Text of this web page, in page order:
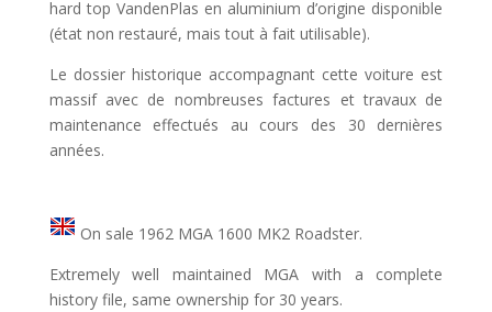
hard top VandenPlas en aluminium d’origine disponible
(état non restauré, mais tout à fait utilisable).
Le dossier historique accompagnant cette voiture est
massif avec de nombreuses factures et travaux de
maintenance effectués au cours des 30 dernières
années.
On sale 1962 MGA 1600 MK2 Roadster.
Extremely well maintained MGA with a complete
history file, same ownership for 30 years.